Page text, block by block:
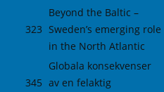
323
Beyond the Baltic –
Sweden’s emerging role
in the North Atlantic
345
Globala konsekvenser
av en felaktig